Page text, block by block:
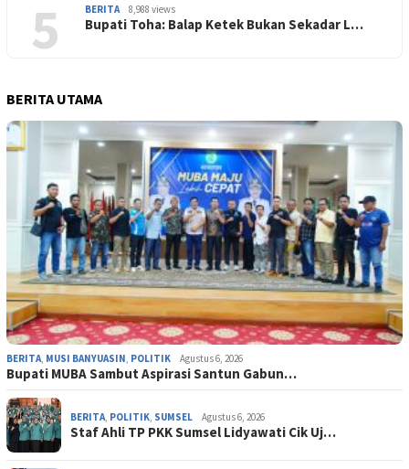
5 BERITA 8,988 views
Bupati Toha: Balap Ketek Bukan Sekadar L…
BERITA UTAMA
BERITA, MUSI BANYUASIN, POLITIK Agustus 6, 2026
Bupati MUBA Sambut Aspirasi Santun Gabun…
BERITA, POLITIK, SUMSEL Agustus 6, 2026
Staf Ahli TP PKK Sumsel Lidyawati Cik Uj…